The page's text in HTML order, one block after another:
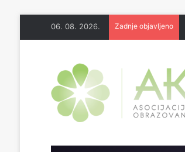
06. 08. 2026. Zadnje objavljeno